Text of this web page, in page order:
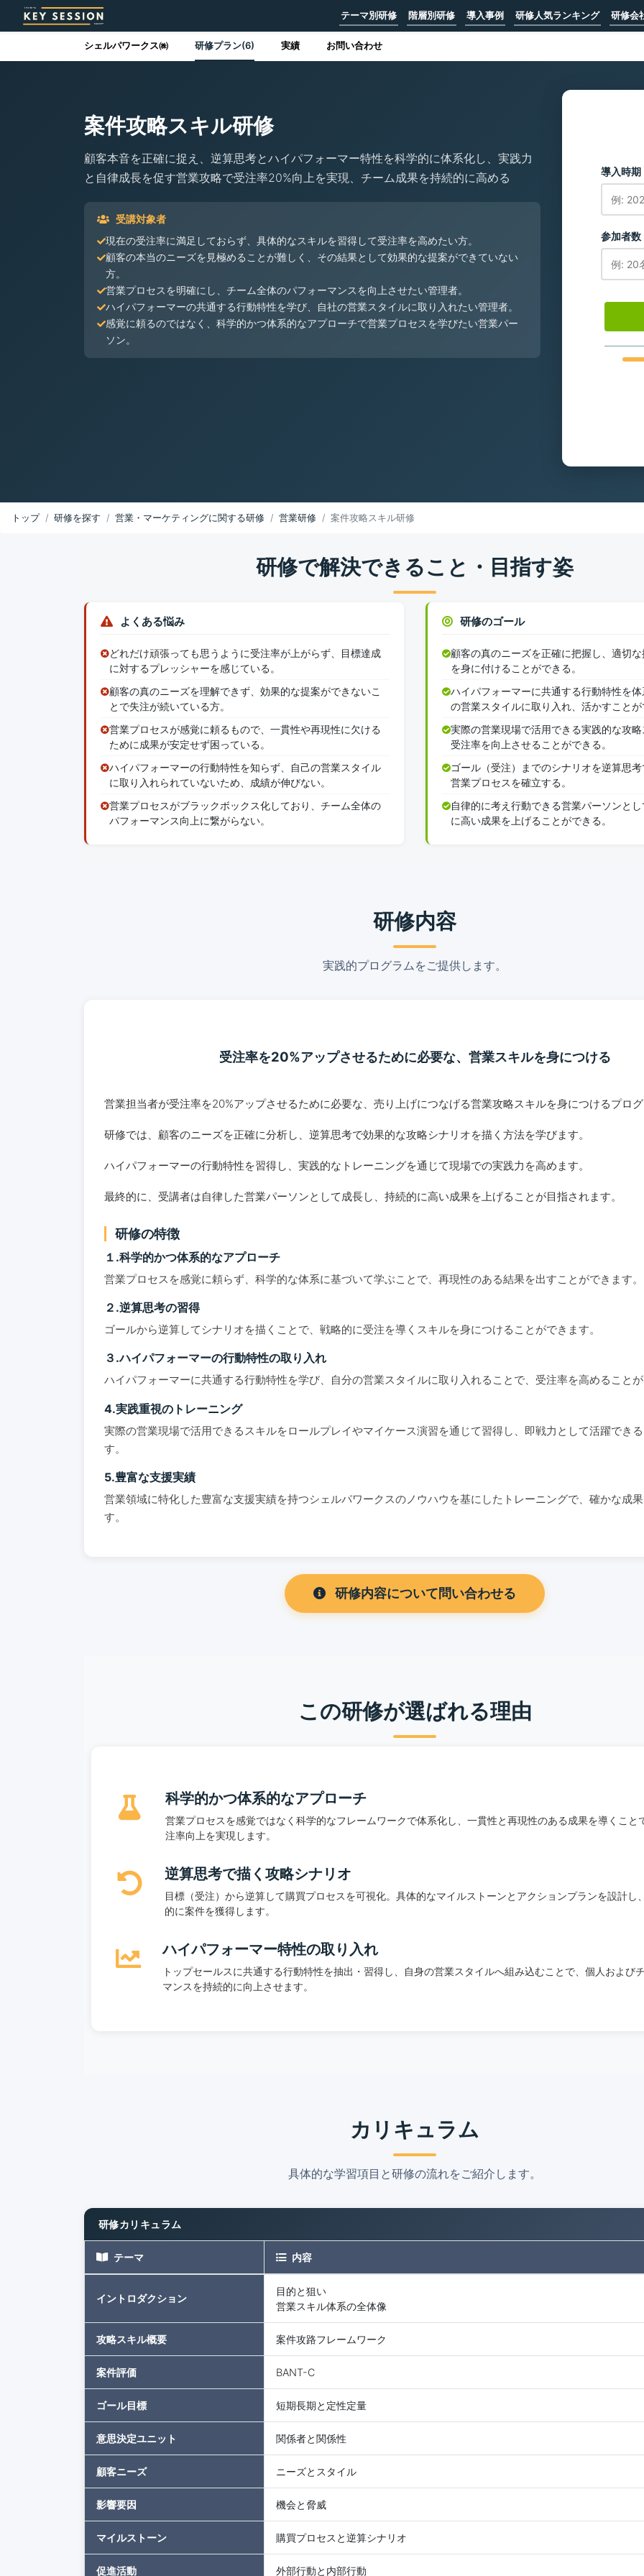
テーマ別研修 階層別研修 導入事例 研修人気ランキング 研修会
シェルパワークス㈱ 研修プラン(6) 実績 お問い合わせ
案件攻略スキル研修
顧客本音を正確に捉え、逆算思考とハイパフォーマー特性を科学的に体系化し、実践力
と自律成長を促す営業攻略で受注率20%向上を実現、チーム成果を持続的に高める
受講対象者
現在の受注率に満足しておらず、具体的なスキルを習得して受注率を高めたい方。
顧客の本当のニーズを見極めることが難しく、その結果として効果的な提案ができていない
方。
営業プロセスを明確にし、チーム全体のパフォーマンスを向上させたい管理者。
ハイパフォーマーの共通する行動特性を学び、自社の営業スタイルに取り入れたい管理者。
感覚に頼るのではなく、科学的かつ体系的なアプローチで営業プロセスを学びたい営業パー
ソン。
導入時期
参加者数
トップ 研修を探す 営業・マーケティングに関する研修 営業研修 案件攻略スキル研修
研修で解決できること・目指す姿
よくある悩み
どれだけ頑張っても思うように受注率が上がらず、目標達成
に対するプレッシャーを感じている。
顧客の真のニーズを理解できず、効果的な提案ができないこ
とで失注が続いている方。
営業プロセスが感覚に頼るもので、一貫性や再現性に欠ける
ために成果が安定せず困っている。
ハイパフォーマーの行動特性を知らず、自己の営業スタイル
に取り入れられていないため、成績が伸びない。
営業プロセスがブラックボックス化しており、チーム全体の
パフォーマンス向上に繋がらない。
研修のゴール
顧客の真のニーズを正確に把握し、適切
を身に付けることができる。
ハイパフォーマーに共通する行動特性を
の営業スタイルに取り入れ、活かすことが
実際の営業現場で活用できる実践的な攻略
受注率を向上させることができる。
ゴール（受注）までのシナリオを逆算思
営業プロセスを確立する。
自律的に考え行動できる営業パーソンと
に高い成果を上げることができる。
研修内容
実践的プログラムをご提供します。
受注率を20%アップさせるために必要な、営業スキルを身につける
営業担当者が受注率を20%アップさせるために必要な、売り上げにつなげる営業攻略スキルを身につけるプログ
研修では、顧客のニーズを正確に分析し、逆算思考で効果的な攻略シナリオを描く方法を学びます。
ハイパフォーマーの行動特性を習得し、実践的なトレーニングを通じて現場での実践力を高めます。
最終的に、受講者は自律した営業パーソンとして成長し、持続的に高い成果を上げることが目指されます。
研修の特徴
１.科学的かつ体系的なアプローチ
営業プロセスを感覚に頼らず、科学的な体系に基づいて学ぶことで、再現性のある結果を出すことができます。
２.逆算思考の習得
ゴールから逆算してシナリオを描くことで、戦略的に受注を導くスキルを身につけることができます。
３.ハイパフォーマーの行動特性の取り入れ
ハイパフォーマーに共通する行動特性を学び、自分の営業スタイルに取り入れることで、受注率を高めることが
4.実践重視のトレーニング
実際の営業現場で活用できるスキルをロールプレイやマイケース演習を通じて習得し、即戦力として活躍でき
す。
5.豊富な支援実績
営業領域に特化した豊富な支援実績を持つシェルパワークスのノウハウを基にしたトレーニングで、確かな成
す。
研修内容について問い合わせる
この研修が選ばれる理由
科学的かつ体系的なアプローチ
営業プロセスを感覚ではなく科学的なフレームワークで体系化し、一貫性と再現性のある成果を導くこと
注率向上を実現します。
逆算思考で描く攻略シナリオ
目標（受注）から逆算して購買プロセスを可視化。具体的なマイルストーンとアクションプランを設計し
的に案件を獲得します。
ハイパフォーマー特性の取り入れ
トップセールスに共通する行動特性を抽出・習得し、自身の営業スタイルへ組み込むことで、個人および
マンスを持続的に向上させます。
カリキュラム
具体的な学習項目と研修の流れをご紹介します。
研修カリキュラム
テーマ 内容
イントロダクション
目的と狙い
営業スキル体系の全体像
攻略スキル概要 案件攻路フレームワーク
案件評価 BANT-C
ゴール目標 短期長期と定性定量
意思決定ユニット 関係者と関係性
顧客ニーズ ニーズとスタイル
影響要因 機会と脅威
マイルストーン 購買プロセスと逆算シナリオ
促進活動 外部行動と内部行動